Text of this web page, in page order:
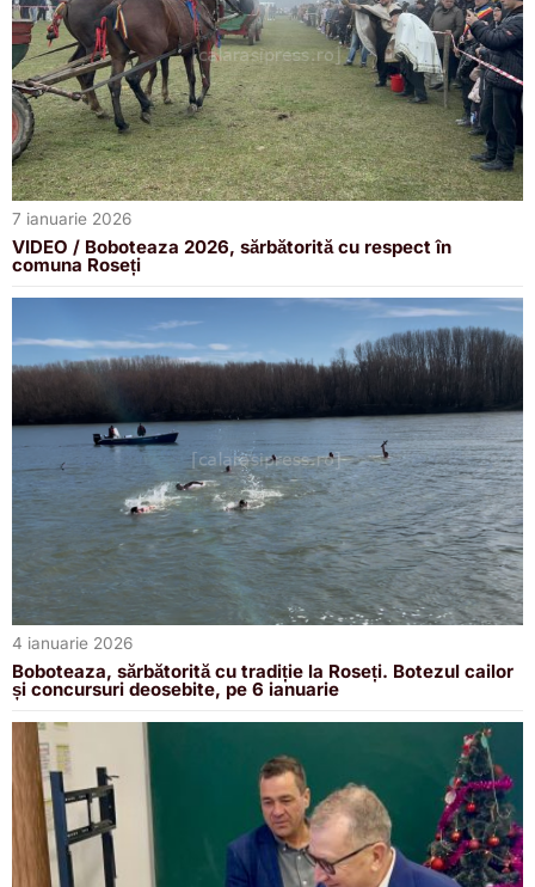
7 ianuarie 2026
VIDEO / Boboteaza 2026, sărbătorită cu respect în
comuna Roseți
4 ianuarie 2026
Boboteaza, sărbătorită cu tradiție la Roseți. Botezul cailor
și concursuri deosebite, pe 6 ianuarie